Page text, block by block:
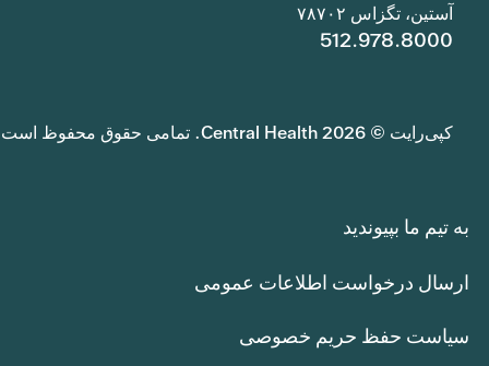
آستین، تگزاس ۷۸۷۰۲
512.978.8000
کپی‌رایت © 2026 Central Health. تمامی حقوق محفوظ است.
به تیم ما بپیوندید
ارسال درخواست اطلاعات عمومی
سیاست حفظ حریم خصوصی